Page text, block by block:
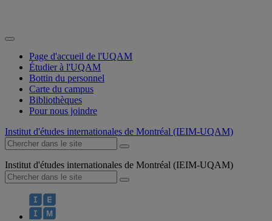
Page d'accueil de l'UQAM
Étudier à l'UQAM
Bottin du personnel
Carte du campus
Bibliothèques
Pour nous joindre
Institut d'études internationales de Montréal (IEIM-UQAM)
Institut d'études internationales de Montréal (IEIM-UQAM)